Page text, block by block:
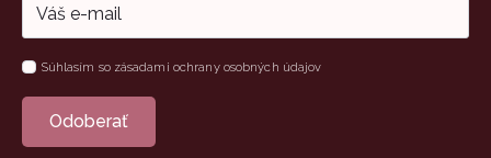
SúhlasSúhlasím so zásadami ochrany osobných údajov
Odoberať